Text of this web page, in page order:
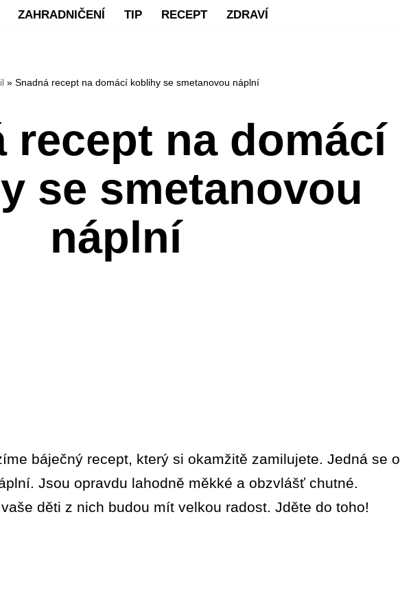
ZAHRADNIČENÍ TIP RECEPT ZDRAVÍ
» Snadná recept na domácí koblihy se smetanovou náplní
recept na domácí
se smetanovou
náplní
báječný recept, který si okamžitě zamilujete. Jedná se o
Jsou opravdu lahodně měkké a obzvlášť chutné.
děti z nich budou mít velkou radost. Jděte do toho!